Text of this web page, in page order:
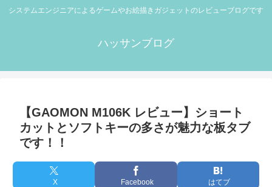
システムエンジニアによるゲームやお絵描きガジェットのレビューブログです
ハッサンブログ
【GAOMON M106K レビュー】ショート
カットとソフトキーの多さが魅力な板タブ
です！！
X Facebook はてブ